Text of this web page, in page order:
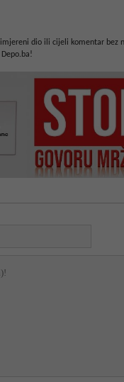
dio ili cijeli komentar bez